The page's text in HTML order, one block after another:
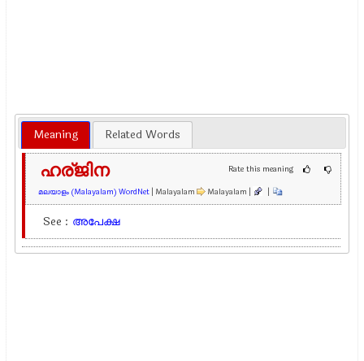
Meaning Related Words
Rate this meaning
ഹര്ജിന
മലയാളം (Malayalam) WordNet | Malayalam Malayalam | |
See : അപേക്ഷ